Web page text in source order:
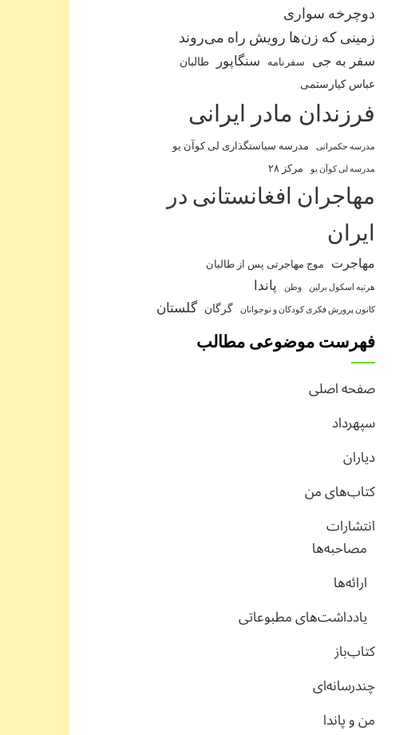
دوچرخه سواری
زمینی که زن‌ها رویش راه می‌روند
سفر به جی
سفرنامه سنگاپور
طالبان
عباس کیارستمی
فرزندان مادر ایرانی
مدرسه حکمرانی مدرسه سیاستگذاری لی کوآن یو
مدرسه لی کوآن یو مرکز ۲۸
مهاجران افغانستانی در
ایران
مهاجرت موج مهاجرتی پس از طالبان
هرتیه اسکول برلین وطن پاندا
کانون پرورش فکری کودکان و نوجوانان گرگان گلستان
فهرست موضوعی مطالب
صفحه اصلی
سپهرداد
دیاران
کتاب‌های من
انتشارات
مصاحبه‌ها
ارائه‌ها
یادداشت‌های مطبوعاتی
کتاب‌باز
چندرسانه‌ای
من و پاندا